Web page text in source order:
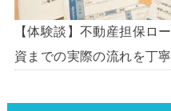
【体験談】不動産担保ロ
資までの実際の流れを丁